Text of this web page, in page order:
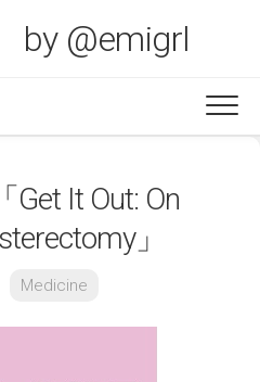
by @emigrl
Get It Out: On
」
Medicine